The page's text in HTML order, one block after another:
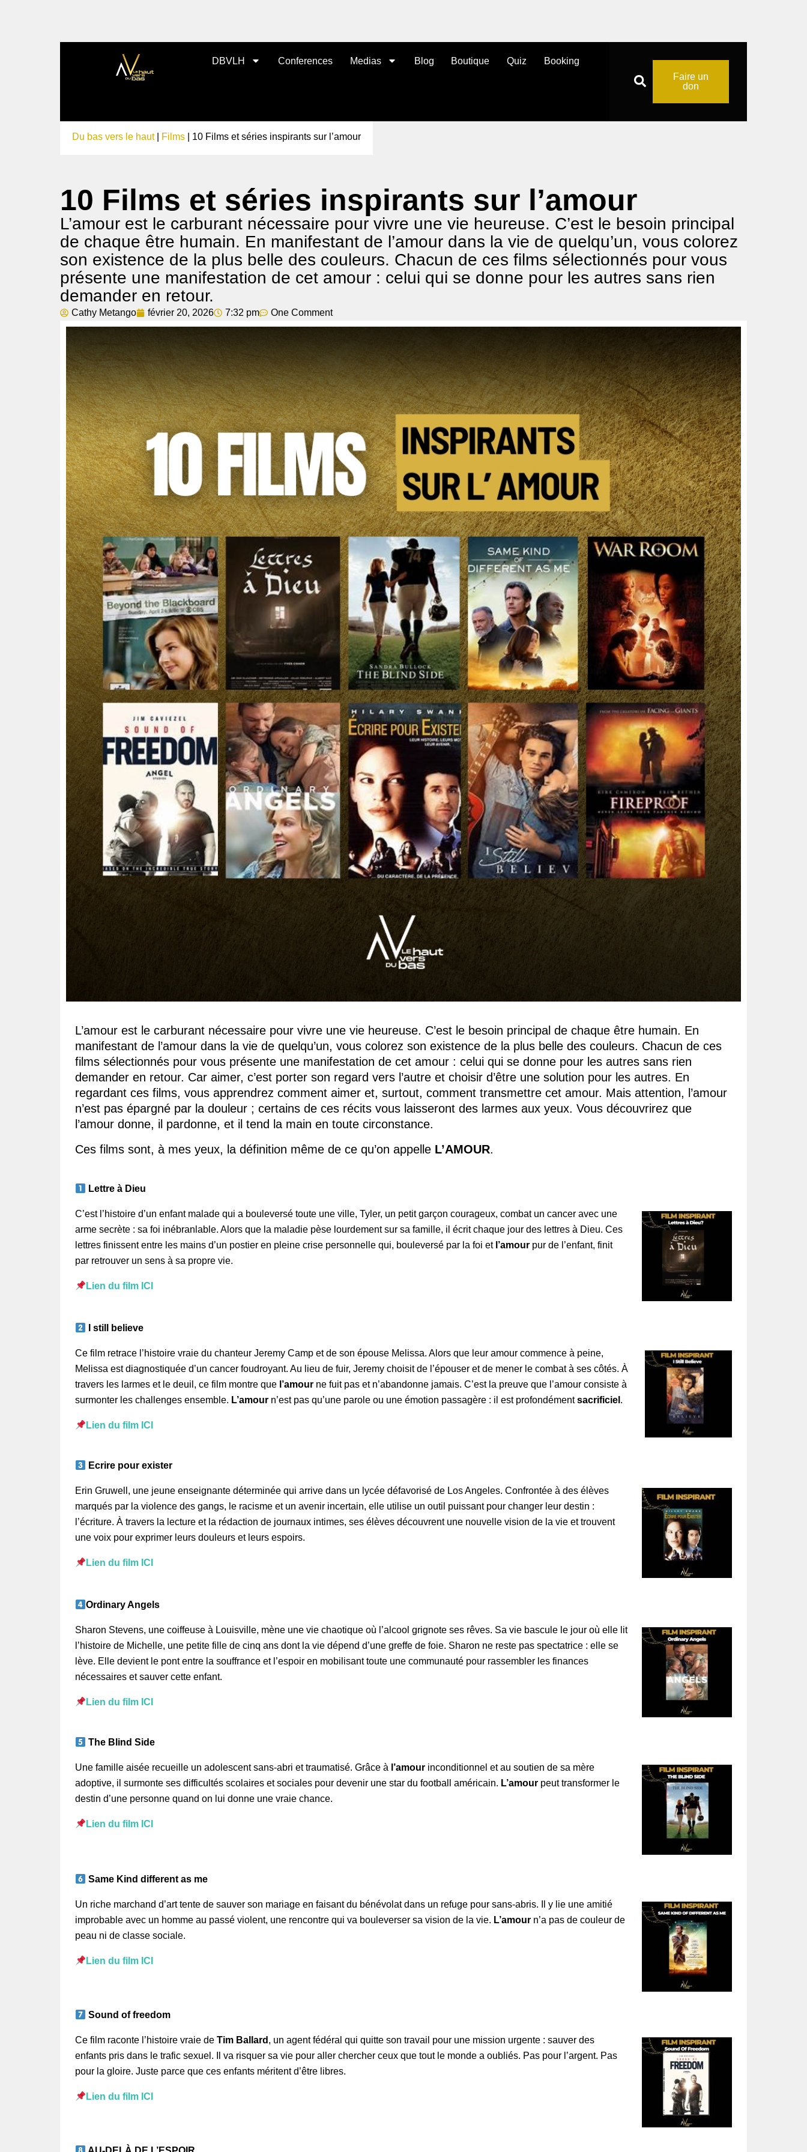
DBVLH Conferences Medias Blog Boutique Quiz
Booking
Faire un
don
Du bas vers le haut| Films 10 Films et séries inspirants sur l’amour
10 Films et séries inspirants sur l’amour
L’amour est le carburant nécessaire pour vivre une vie heureuse. C’est le besoin principal
de chaque être humain. En manifestant de l’amour dans la vie de quelqu’un, vous colorez
son existence de la plus belle des couleurs. Chacun de ces films sélectionnés pour vous
présente une manifestation de cet amour : celui qui se donne pour les autres sans rien
demander en retour.
Cathy Metango février 20, 2026 7:32 pm One Comment
L’amour est le carburant nécessaire pour vivre une vie heureuse. C’est le besoin principal de chaque être humain. En
manifestant de l’amour dans la vie de quelqu’un, vous colorez son existence de la plus belle des couleurs. Chacun de ces
films sélectionnés pour vous présente une manifestation de cet amour : celui qui se donne pour les autres sans rien
demander en retour. Car aimer, c’est porter son regard vers l’autre et choisir d’être une solution pour les autres. En
regardant ces films, vous apprendrez comment aimer et, surtout, comment transmettre cet amour. Mais attention, l’amour
n’est pas épargné par la douleur ; certains de ces récits vous laisseront des larmes aux yeux. Vous découvrirez que
l’amour donne, il pardonne, et il tend la main en toute circonstance.
Ces films sont, à mes yeux, la définition même de ce qu’on appelle L’AMOUR.
Lettre à Dieu
C’est l’histoire d’un enfant malade qui a bouleversé toute une ville, Tyler, un petit garçon courageux, combat un cancer avec une
arme secrète : sa foi inébranlable. Alors que la maladie pèse lourdement sur sa famille, il écrit chaque jour des lettres à Dieu. Ces
lettres finissent entre les mains d’un postier en pleine crise personnelle qui, bouleversé par la foi et l’amour pur de l’enfant, finit
par retrouver un sens à sa propre vie.
Lien du film ICI
I still believe
Ce film retrace l’histoire vraie du chanteur Jeremy Camp et de son épouse Melissa. Alors que leur amour commence à peine,
Melissa est diagnostiquée d’un cancer foudroyant. Au lieu de fuir, Jeremy choisit de l’épouser et de mener le combat à ses côtés. À
travers les larmes et le deuil, ce film montre que l’amour ne fuit pas et n’abandonne jamais. C’est la preuve que l’amour consiste à
surmonter les challenges ensemble. L’amour n’est pas qu’une parole ou une émotion passagère : il est profondémentsacrificiel .
Lien du film ICI
Ecrire pour exister
Erin Gruwell, une jeune enseignante déterminée qui arrive dans un lycée défavorisé de Los Angeles. Confrontée à des élèves
marqués par la violence des gangs, le racisme et un avenir incertain, elle utilise un outil puissant pour changer leur destin :
l’écriture. À travers la lecture et la rédaction de journaux intimes, ses élèves découvrent une nouvelle vision de la vie et trouvent
une voix pour exprimer leurs douleurs et leurs espoirs.
Lien du film ICI
Ordinary Angels
Sharon Stevens, une coiffeuse à Louisville, mène une vie chaotique où l’alcool grignote ses rêves. Sa vie bascule le jour où elle lit
l’histoire de Michelle, une petite fille de cinq ans dont la vie dépend d’une greffe de foie. Sharon ne reste pas spectatrice : elle se
lève. Elle devient le pont entre la souffrance et l’espoir en mobilisant toute une communauté pour rassembler les finances
nécessaires et sauver cette enfant.
Lien du film ICI
The Blind Side
Une famille aisée recueille un adolescent sans-abri et traumatisé. Grâce à l’amour inconditionnel et au soutien de sa mère
adoptive, il surmonte ses difficultés scolaires et sociales pour devenir une star du football américain. L’amour peut transformer le
destin d’une personne quand on lui donne une vraie chance.
Lien du film ICI
Same Kind different as me
Un riche marchand d’art tente de sauver son mariage en faisant du bénévolat dans un refuge pour sans-abris. Il y lie une amitié
improbable avec un homme au passé violent, une rencontre qui va bouleverser sa vision de la vie. L’amour n’a pas de couleur de
peau ni de classe sociale.
Lien du film ICI
Sound of freedom
Ce film raconte l’histoire vraie de Tim Ballard , un agent fédéral qui quitte son travail pour une mission urgente : sauver des
enfants pris dans le trafic sexuel. Il va risquer sa vie pour aller chercher ceux que tout le monde a oubliés. Pas pour l’argent. Pas
pour la gloire. Juste parce que ces enfants méritent d’être libres.
Lien du film ICI